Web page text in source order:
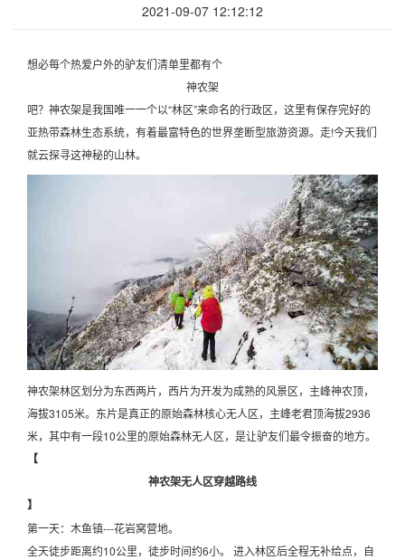
2021-09-07 12:12:12
想必每个热爱户外的驴友们清单里都有个
神农架
吧？神农架是我国唯一一个以“林区”来命名的行政区，这里有保存完好的
亚热带森林生态系统，有着最富特色的世界垄断型旅游资源。走!今天我们
就云探寻这神秘的山林。
神农架林区划分为东西两片，西片为开发为成熟的风景区，主峰神农顶，
海拔3105米。东片是真正的原始森林核心无人区，主峰老君顶海拔2936
米，其中有一段10公里的原始森林无人区，是让驴友们最令振奋的地方。
【
神农架无人区穿越路线
】
第一天：木鱼镇---花岩窝营地。
全天徒步距离约10公里，徒步时间约6小。 进入林区后全程无补给点，自